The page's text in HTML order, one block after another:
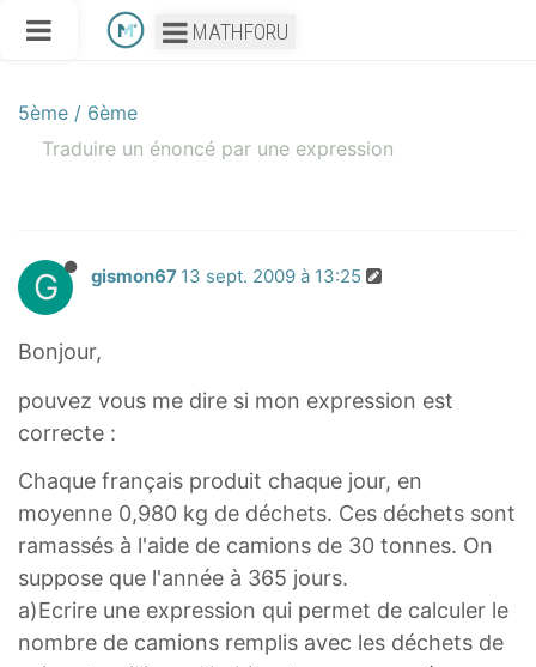
MATHFORU
5ème / 6ème
Traduire un énoncé par une expression
G gismon67 13 sept. 2009 à 13:25
Bonjour,
pouvez vous me dire si mon expression est
correcte :
Chaque français produit chaque jour, en
moyenne 0,980 kg de déchets. Ces déchets sont
ramassés à l'aide de camions de 30 tonnes. On
suppose que l'année à 365 jours.
a)Ecrire une expression qui permet de calculer le
nombre de camions remplis avec les déchets de